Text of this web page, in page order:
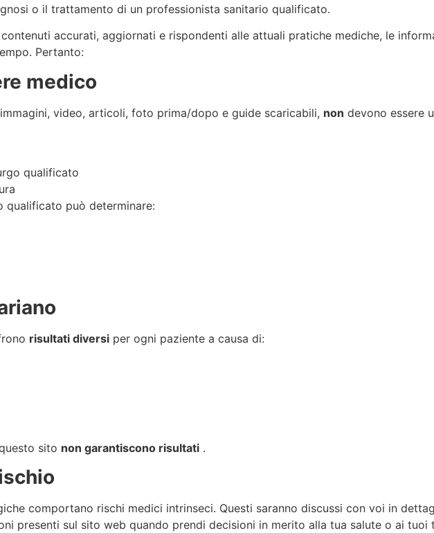
o il trattamento di un professionista sanitario qualificato.
accurati, aggiornati e rispondenti alle attuali pratiche mediche, le
Pertanto:
medico
video, articoli, foto prima/dopo e guide scaricabili, non devono essere
qualificato
qualificato può determinare:
risultati diversi per ogni paziente a causa di:
sito non garantiscono risultati .
comportano rischi medici intrinseci. Questi saranno discussi con voi in
presenti sul sito web quando prendi decisioni in merito alla tua salute o ai tuoi